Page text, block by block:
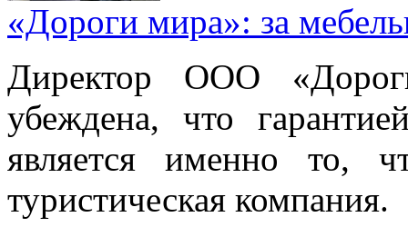
«Дороги мира»: за
Директор ООО
убеждена, что
является именно то,
туристическая компания.